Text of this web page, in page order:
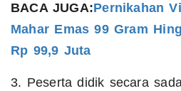
BACA JUGA:Pernikahan
Mahar Emas 99 Gram
Rp 99,9 Juta
3. Peserta didik secara